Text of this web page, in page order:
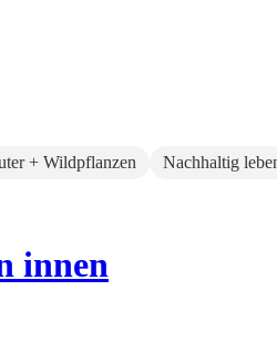
+ Wildpflanzen Nachhaltig
innen